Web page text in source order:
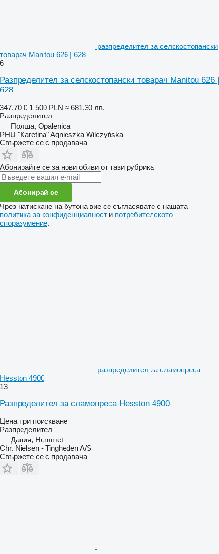
разпределител за селскостопански
товарач Manitou 626 | 628
6
Разпределител за селскостопански товарач Manitou 626 |
628
347,70 € 1 500 PLN ≈ 681,30 лв.
Разпределител
Полша, Opalenica
PHU "Karetina" Agnieszka Wilczyńska
Свържете се с продавача
Абонирайте се за нови обяви от тази рубрика
Абонирай се
Чрез натискане на бутона вие се съгласявате с нашата
политика за конфиденциалност и потребителското
споразумение.
разпределител за сламопреса
Hesston 4900
13
Разпределител за сламопреса Hesston 4900
Цена при поискване
Разпределител
Дания, Hemmet
Chr. Nielsen - Tingheden A/S
Свържете се с продавача